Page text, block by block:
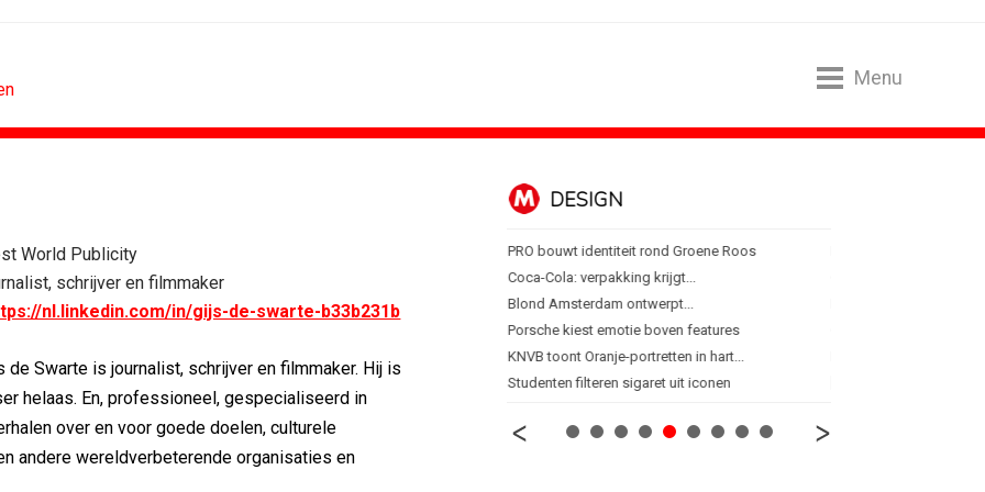
Menu
World Publicity
schrijver en filmmaker
nl.linkedin.com/in/gijs-de-swarte-b33b231b
de Swarte is journalist, schrijver en filmmaker. Hij is
helaas. En, professioneel, gespecialiseerd in
over en voor goede doelen, culturele
andere wereldverbeterende organisaties en
Lee...
op...
campagne voor...
eigen...
leidend
over
[column] Sports bar - voetbal
Lawa, Woed en NowNow winnen...
Substack breidt uit in Nederland met...
WWF en CPNB introduceren Groene...
DESIGN
PRO bouwt identiteit rond Groene Roos
Coca-Cola: verpakking krijgt...
Blond Amsterdam ontwerpt...
Porsche kiest emotie boven features
KNVB toont Oranje-portretten in hart...
Studenten filteren sigaret uit iconen